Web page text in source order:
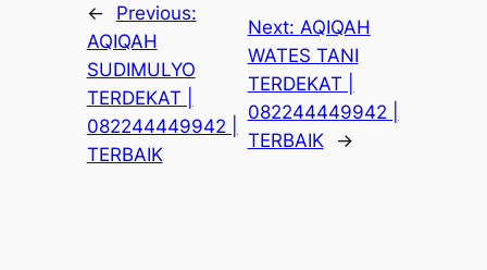
←
Previous:
AQIQAH
SUDIMULYO
TERDEKAT |
082244449942 |
TERBAIK
Next: AQIQAH
WATES TANI
TERDEKAT |
082244449942 |
TERBAIK
→